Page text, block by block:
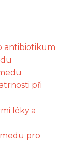
antibiotikum
při
léky a
pro